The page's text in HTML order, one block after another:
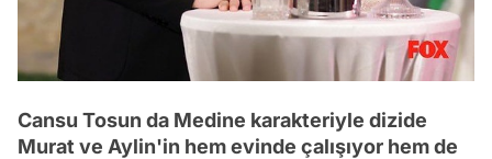
Cansu Tosun da Medine karakteriyle dizide
Murat ve Aylin'in hem evinde çalışıyor hem de